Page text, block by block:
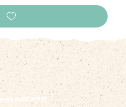
aussi aimer